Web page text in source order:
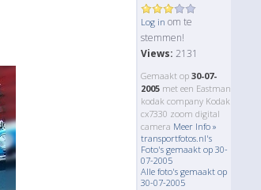
Log in om te
stemmen!
Views: 2131
Gemaakt op 30-07-
2005 met een Eastman
kodak company Kodak
cx7330 zoom digital
camera Meer Info »
transportfotos.nl's
Foto's gemaakt op 30-
07-2005
Alle foto's gemaakt op
30-07-2005